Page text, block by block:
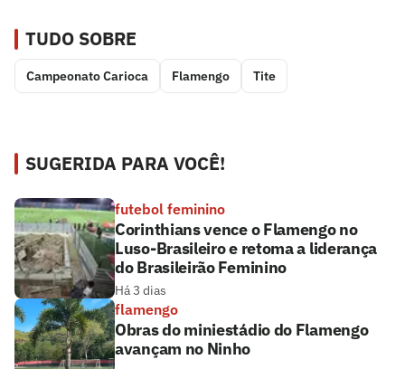
TUDO SOBRE
Campeonato Carioca Flamengo Tite
SUGERIDA PARA VOCÊ!
futebol feminino
Corinthians vence o Flamengo no
Luso-Brasileiro e retoma a liderança
do Brasileirão Feminino
Há 3 dias
flamengo
Obras do miniestádio do Flamengo
avançam no Ninho